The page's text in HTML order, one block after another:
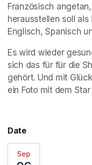
Französisch
herausstellen soll
Englisch, Spanisch
Es wird wieder
sich das für für die
gehört. Und mit
ein Foto mit dem
Date
Sep